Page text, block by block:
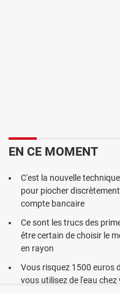
qui sont cachés. Il
premiers. Il vous offre
et de parcourir le
libre en nettoyant
EN CE MOMENT
C'est la nouvelle
pour piocher
compte bancaire
Ce sont les trucs des
être certain de choisir le
en rayon
Vous risquez 1500 euros
vous utilisez de l'eau chez